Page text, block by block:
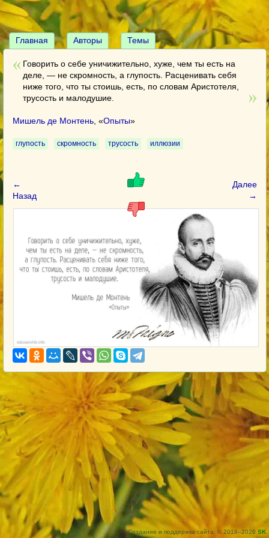
Главная Авторы Темы
Говорить о себе уничижительно, хуже, чем ты есть на
деле, — не скромность, а глупость. Расценивать себя
ниже того, что ты стоишь, есть, по словам Аристотеля,
трусость и малодушие.
Мишель де Монтень , «Опыты»
глупость скромность трусость иллюзии
←
Назад
Далее
→
Создание и поддержка сайта: © 2018–2026 SK